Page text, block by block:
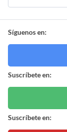
Síguenos en:
Suscríbete en:
Suscríbete en: